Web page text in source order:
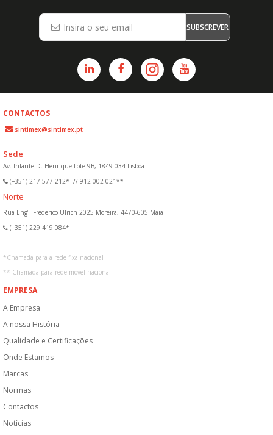
SUBSCREVER
CONTACTOS
sintimex@sintimex.pt
Sede
Av. Infante D. Henrique Lote 9B, 1849-034 Lisboa
(+351) 217 577 212* // 912 002 021**
Norte
Rua Engº. Frederico Ulrich 2025 Moreira, 4470-605 Maia
(+351) 229 419 084*
*Chamada para a rede fixa nacional
** Chamada para rede móvel nacional
EMPRESA
A Empresa
A nossa História
Qualidade e Certificações
Onde Estamos
Marcas
Normas
Contactos
Notícias